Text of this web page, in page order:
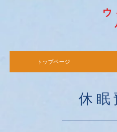
トップページ
休眠